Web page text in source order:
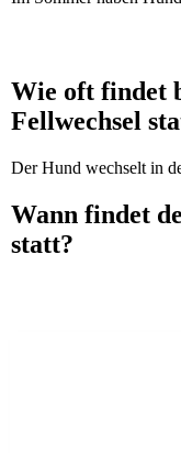
Wie oft findet
Fellwechsel
Der Hund wechselt in
Wann findet
statt?